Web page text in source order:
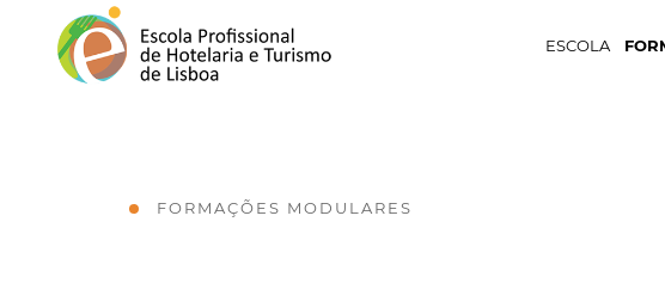
ESCOLA
FORMAÇÕES MODULARES